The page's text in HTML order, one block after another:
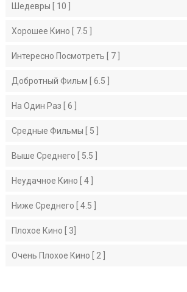
Шедевры [ 10 ]
Хорошее Кино [ 7.5 ]
Интересно Посмотреть [ 7 ]
Добротный Фильм [ 6.5 ]
На Один Раз [ 6 ]
Средные Фильмы [ 5 ]
Выше Среднего [ 5.5 ]
Неудачное Кино [ 4 ]
Ниже Среднего [ 4.5 ]
Плохое Кино [ 3]
Очень Плохое Кино [ 2 ]